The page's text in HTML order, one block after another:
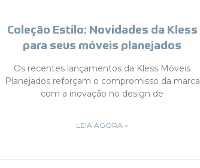
Coleção Estilo: Novidades da Kless
para seus móveis planejados
Os recentes lançamentos da Kless Móveis
Planejados reforçam o compromisso da marca
com a inovação no design de
LEIA AGORA »